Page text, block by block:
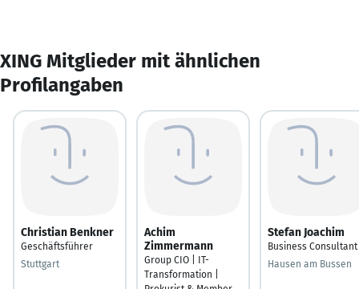
XING Mitglieder mit ähnlichen
Profilangaben
Christian Benkner
Geschäftsführer
Stuttgart
Achim
Zimmermann
Group CIO | IT-
Transformation |
Stefan Joachim
Business Consultant
Hausen am Bussen